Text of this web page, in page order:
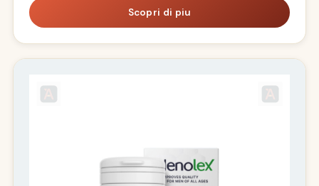
Scopri di piu